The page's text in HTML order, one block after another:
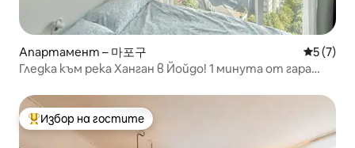
Апартамент – 마포구 Средна
5 (7)
Гледка към река Ханган в Йойдо! 1 минута от гара
парк Ханган. 2 легла. 2 минути от Olive Young
Най-популярен избор на гостите
Избор на гостите